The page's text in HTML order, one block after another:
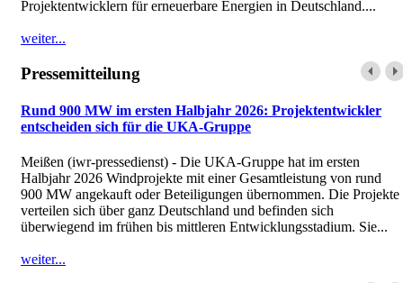
Projektentwicklern für erneuerbare Energien in Deutschland....
weiter...
Pressemitteilung
Rund 900 MW im ersten Halbjahr 2026: Projektentwickler
entscheiden sich für die UKA-Gruppe
Meißen (iwr-pressedienst) - Die UKA-Gruppe hat im ersten
Halbjahr 2026 Windprojekte mit einer Gesamtleistung von rund
900 MW angekauft oder Beteiligungen übernommen. Die Projekte
verteilen sich über ganz Deutschland und befinden sich
überwiegend im frühen bis mittleren Entwicklungsstadium. Sie...
weiter...